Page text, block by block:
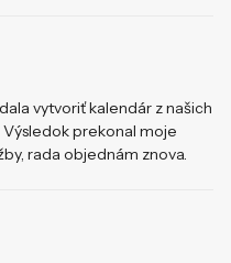
vytvoriť kalendár z našich
prekonal moje
rada objednám znova.